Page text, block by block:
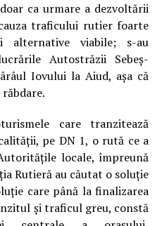
ca urmare a dezvoltării
traficului rutier foarte
alternative viabile; s-au
Autostrăzii Sebeș-
Iovului la Aiud, așa că
care tranzitează
pe DN 1, o rută ce a
locale, împreună
Rutieră au căutat o soluție
care până la finalizarea
și traficul greu, constă